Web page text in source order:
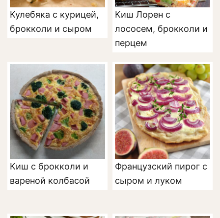
Кулебяка с курицей,
брокколи и сыром
Киш Лорен с
лососем, брокколи и
перцем
Киш с брокколи и
вареной колбасой
Французский пирог с
сыром и луком